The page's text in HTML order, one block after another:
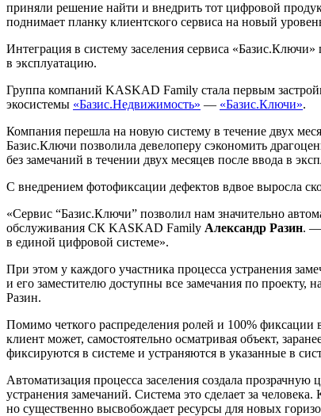
приняли решение найти и внедрить тот цифровой
поднимает планку клиентского сервиса на новый
Интеграция в систему заселения сервиса
в эксплуатацию.
Группа компаний KASKAD Family стала первым
экосистемы «Базис.Недвижимость» — «Базис.Ключи».
Компания перешла на новую систему в течение двух
Базис.Ключи позволила девелоперу сэкономить
без замечаний в течении двух месяцев после ввода в
С внедрением фотофиксации дефектов вдвое выросла
«Сервис “Базис.Ключи” позволил нам значительно
обслуживания СК KASKAD Family Александр Разин. —
в единой цифровой системе».
При этом у каждого участника процесса устранения
и его заместителю доступны все замечания по
Разин.
Помимо четкого распределения ролей и 100%
клиент может, самостоятельно осматривая объект,
фиксируются в системе и устраняются в указанные в
Автоматизация процесса заселения создала
устранения замечаний. Система это сделает за
но существенно высвобождает ресурсы для новых